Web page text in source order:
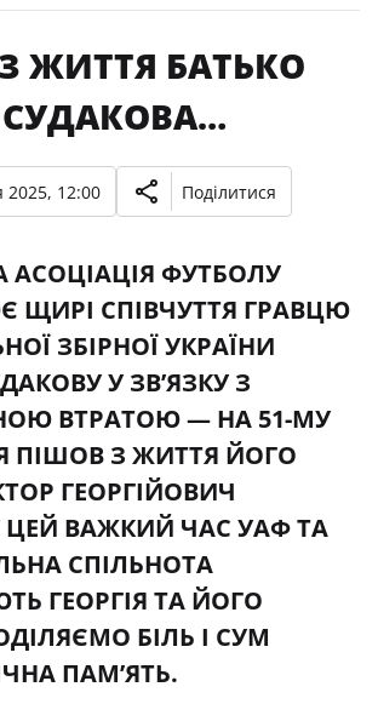
ЖИТТЯ БАТЬКО
СУДАКОВА…
2025, 12:00 Поділитися
АСОЦІАЦІЯ ФУТБОЛУ
ЩИРІ СПІВЧУТТЯ ГРАВЦЮ
ЗБІРНОЇ УКРАЇНИ
У ЗВ’ЯЗКУ З
ВТРАТОЮ — НА 51-МУ
ПІШОВ З ЖИТТЯ ЙОГО
ГЕОРГІЙОВИЧ
ЦЕЙ ВАЖКИЙ ЧАС УАФ ТА
СПІЛЬНОТА
ГЕОРГІЯ ТА ЙОГО
БІЛЬ І СУМ
ПАМ’ЯТЬ.